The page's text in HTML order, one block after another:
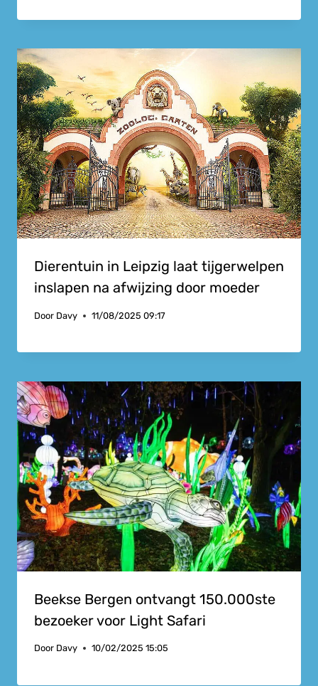
Dierentuin in Leipzig laat tijgerwelpen
inslapen na afwijzing door moeder
Door Davy 11/08/2025 09:17
Beekse Bergen ontvangt 150.000ste
bezoeker voor Light Safari
Door Davy 10/02/2025 15:05